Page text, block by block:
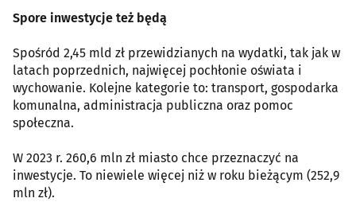
Spore inwestycje też będą
Spośród 2,45 mld zł przewidzianych na wydatki, tak jak w
latach poprzednich, najwięcej pochłonie oświata i
wychowanie. Kolejne kategorie to: transport, gospodarka
komunalna, administracja publiczna oraz pomoc
społeczna.
W 2023 r. 260,6 mln zł miasto chce przeznaczyć na
inwestycje. To niewiele więcej niż w roku bieżącym (252,9
mln zł).